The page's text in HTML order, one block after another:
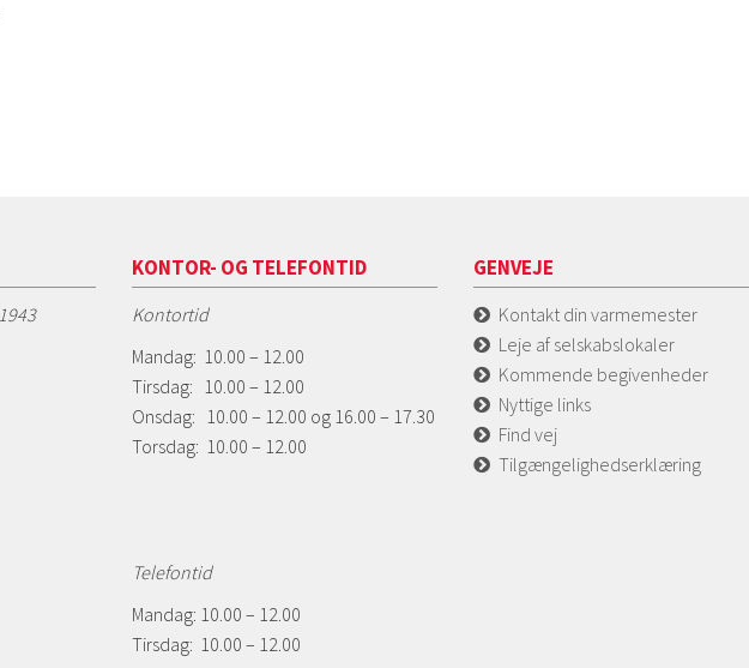
KONTOR- OG TELEFONTID
Kontortid
Mandag: 10.00 – 12.00
Tirsdag: 10.00 – 12.00
Onsdag: 10.00 – 12.00 og 16.00 – 17.30
Torsdag: 10.00 – 12.00
Telefontid
Mandag: 10.00 – 12.00
Tirsdag: 10.00 – 12.00
GENVEJE
Kontakt din varmemester
Leje af selskabslokaler
Kommende begivenheder
Nyttige links
Find vej
Tilgængelighedserklæring